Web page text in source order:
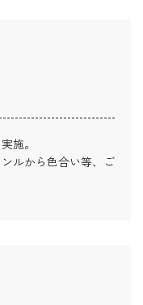
施。
ルから色合い等、ご